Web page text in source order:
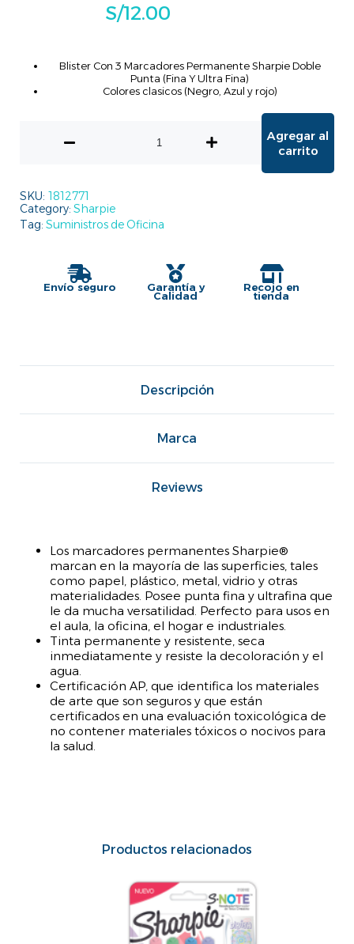
S/12.00
Blister Con 3 Marcadores Permanente Sharpie Doble
Punta (Fina Y Ultra Fina)
Colores clasicos (Negro, Azul y rojo)
Agregar al
carrito
SKU: 1812771
Category: Sharpie
Tag: Suministros de Oficina
Envío seguro Garantía y
Calidad
Recojo en
tienda
Descripción
Marca
Reviews
Los marcadores permanentes Sharpie®
marcan en la mayoría de las superficies, tales
como papel, plástico, metal, vidrio y otras
materialidades. Posee punta fina y ultrafina que
le da mucha versatilidad. Perfecto para usos en
el aula, la oficina, el hogar e industriales.
Tinta permanente y resistente, seca
inmediatamente y resiste la decoloración y el
agua.
Certificación AP, que identifica los materiales
de arte que son seguros y que están
certificados en una evaluación toxicológica de
no contener materiales tóxicos o nocivos para
la salud.
Productos relacionados